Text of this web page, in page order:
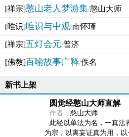
[禅宗]憨山老人梦游集/憨山大师
[唯识]唯识与中观/南怀瑾
[禅宗]五灯会元/普济
[佛教]百喻故事广释/佚名
新书上架
圆觉经憨山大师直解
作者： 憨山大师
此经以单法为名，一真法
为宗，以离妄证真为用，